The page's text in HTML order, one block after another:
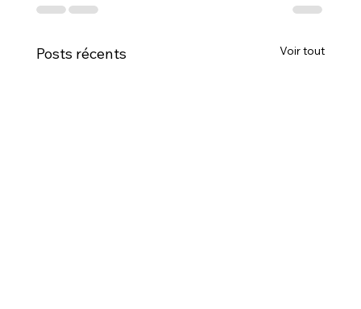
Posts récents Voir tout